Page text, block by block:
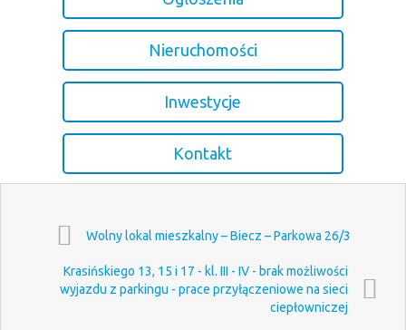
Nieruchomości
Inwestycje
Kontakt
Wolny lokal mieszkalny – Biecz – Parkowa 26/3
Krasińskiego 13, 15 i 17 - kl. III - IV - brak możliwości
wyjazdu z parkingu - prace przyłączeniowe na sieci
ciepłowniczej